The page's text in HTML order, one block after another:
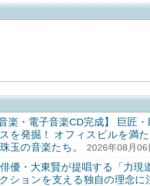
楽・電子音楽CD完成】 巨匠
を発掘！ オフィスビルを満
玉の音楽たち。
2026年08月
優・大東賢が提唱する「力現
ションを支える独自の理念に